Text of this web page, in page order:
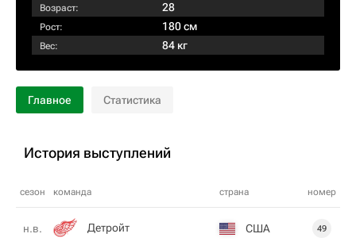
Возраст: 28
Рост: 180 см
Вес: 84 кг
Главное Статистика
История выступлений
сезон команда страна номер
н.в. Детройт США 49